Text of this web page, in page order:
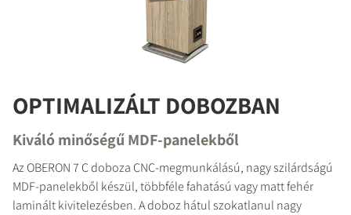
TERMÉKEK ÖSSZEHASONLÍTÁSA
OPTIMALIZÁLT DOBOZBAN
Kiváló minőségű MDF-panelekből
Az OBERON 7 C doboza CNC-megmunkálású, nagy szilárdságú
MDF-panelekből készül, többféle fahatású vagy matt fehér
laminált kivitelezésben. A doboz hátul szokatlanul nagy